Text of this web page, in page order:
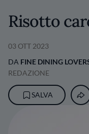
Risotto
03 OTT 2023
DA FINE DINING
REDAZIONE
SALVA